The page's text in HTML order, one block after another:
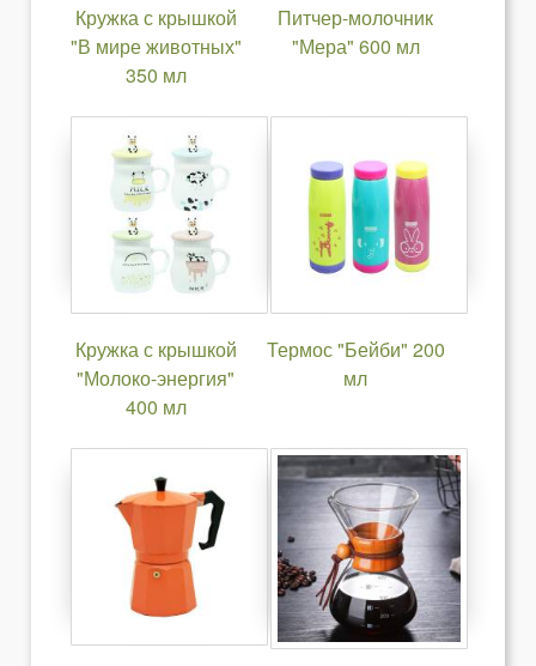
Кружка с крышкой
"В мире животных"
350 мл
Питчер-молочник
"Мера" 600 мл
Кружка с крышкой
"Молоко-энергия"
400 мл
Термос "Бейби" 200
мл